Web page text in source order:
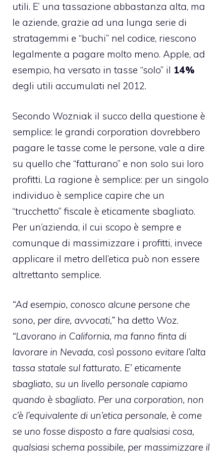
utili. E’ una tassazione abbastanza alta, ma
le aziende, grazie ad una lunga serie di
stratagemmi e “buchi” nel codice, riescono
legalmente a pagare molto meno. Apple, ad
esempio, ha versato in tasse “solo” il 14%
degli utili accumulati nel 2012.
Secondo Wozniak il succo della questione è
semplice: le grandi corporation dovrebbero
pagare le tasse come le persone, vale a dire
su quello che “fatturano” e non solo sui loro
profitti. La ragione è semplice: per un singolo
individuo è semplice capire che un
“trucchetto” fiscale è eticamente sbagliato.
Per un’azienda, il cui scopo è sempre e
comunque di massimizzare i profitti, invece
applicare il metro dell’etica può non essere
altrettanto semplice.
“Ad esempio, conosco alcune persone che
sono, per dire, avvocati,” ha detto Woz.
“Lavorano in California, ma fanno finta di
lavorare in Nevada, così possono evitare l’alta
tassa statale sul fatturato. E’ eticamente
sbagliato, su un livello personale capiamo
quando è sbagliato. Per una corporation, non
c’è l’equivalente di un’etica personale, è come
se uno fosse disposto a fare qualsiasi cosa,
qualsiasi schema possibile, per massimizzare il